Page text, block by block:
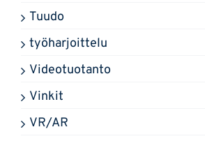
Tuudo
työharjoittelu
Videotuotanto
Vinkit
VR/AR